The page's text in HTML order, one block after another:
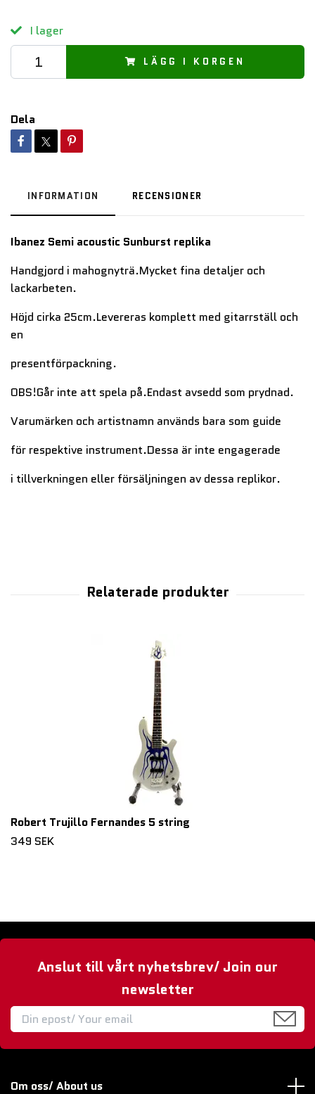
I lager
LÄGG I KORGEN
Dela
INFORMATION RECENSIONER
Ibanez Semi acoustic Sunburst replika
Handgjord i mahognyträ.Mycket fina detaljer och
lackarbeten.
Höjd cirka 25cm.Levereras komplett med gitarrställ och
en
presentförpackning.
OBS!Går inte att spela på.Endast avsedd som prydnad.
Varumärken och artistnamn används bara som guide
för respektive instrument.Dessa är inte engagerade
i tillverkningen eller försäljningen av dessa replikor.
Robert Trujillo Fernandes 5 string
349 SEK
Anslut till vårt nyhetsbrev/ Join our
newsletter
Om oss/ About us